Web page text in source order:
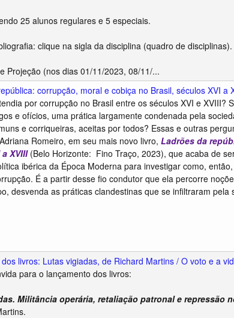
25 alunos regulares e 5 especiais.
clique na sigla da disciplina (quadro de disciplinas).
Projeção (nos dias 01/11/2023, 08/11/...
corrupção, moral e cobiça no Brasil, séculos XVI a
por corrupção no Brasil entre os séculos XVI e XVIII?
e ofícios, uma prática largamente condenada pela
e corriqueiras, aceitas por todos? Essas e outras
Romeiro, em seu mais novo livro, Ladrões da
XVIII(Belo Horizonte: Fino Traço, 2023), que acaba de
ibérica da Época Moderna para investigar como,
É a partir desse fio condutor que ela percorre
desvenda as práticas clandestinas que se infiltraram pela
livros: Lutas vigiadas, de Richard Martins / O voto e a
para o lançamento dos livros:
Militância operária, retaliação patronal e repressão